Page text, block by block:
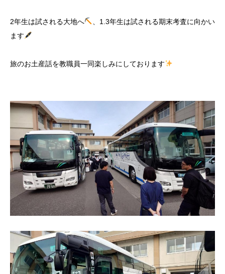
2年生は試される大地へ
、1.3年生は試される期末考査に向かい
ます
旅のお土産話を教職員一同楽しみにしております